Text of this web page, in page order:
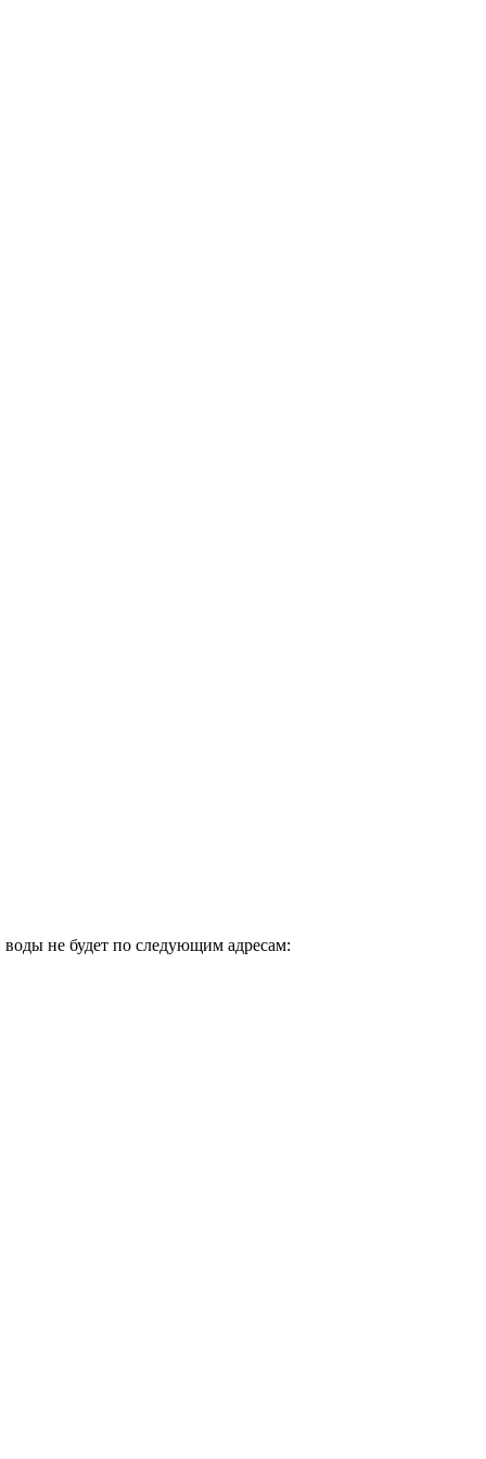
воды не будет по следующим адресам: